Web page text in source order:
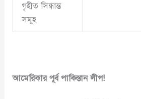
গৃহীত সিন্ধান্ত
সমূহ
আমেরিকার পূর্ব পাকিস্তান লীগ!